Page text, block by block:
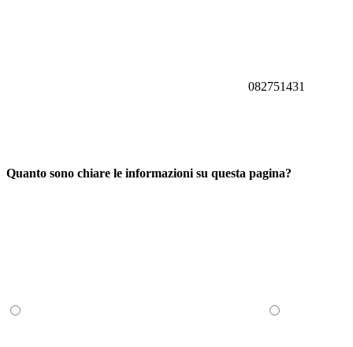
082751431
Quanto sono chiare le informazioni su questa pagina?